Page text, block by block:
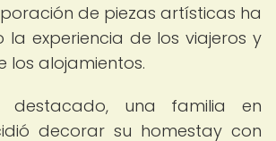
de piezas artísticas ha
experiencia de los viajeros y
los alojamientos.
destacado, una familia en
decorar su homestay con